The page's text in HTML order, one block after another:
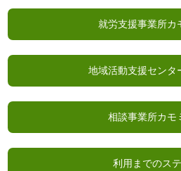
就労支援事業所カ
地域活動支援センタ
相談事業所カモ
利用までのス